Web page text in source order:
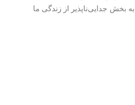
جدایی‌ناپذیر از زندگی ما